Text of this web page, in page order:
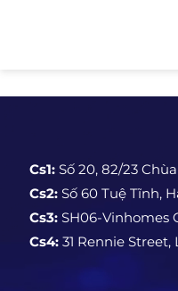
Cs1: Số 20, 82/23
Cs2: Số 60 Tuệ Tĩnh,
Cs3: SH06-Vinhomes
Cs4: 31 Rennie Street,